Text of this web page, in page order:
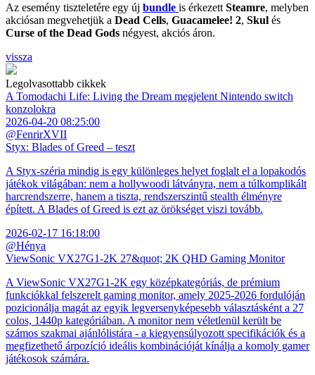
Az esemény tiszteletére egy új bundle is érkezett Steamre, melyben
akciósan megvehetjük a Dead Cells, Guacamelee! 2, Skul és
Curse of the Dead Gods négyest, akciós áron.
vissza
Legolvasottabb cikkek
A Tomodachi Life: Living the Dream megjelent Nintendo switch
konzolokra
2026-04-20 08:25:00
@FenrirXVII
Styx: Blades of Greed – teszt
A Styx-széria mindig is egy különleges helyet foglalt el a lopakodós
játékok világában: nem a hollywoodi látványra, nem a túlkomplikált
harcrendszerre, hanem a tiszta, rendszerszintű stealth élményre
épített. A Blades of Greed is ezt az örökséget viszi tovább.
2026-02-17 16:18:00
@Hénya
ViewSonic VX27G1-2K 27&quot; 2K QHD Gaming Monitor
A ViewSonic VX27G1-2K egy középkategóriás, de prémium
funkciókkal felszerelt gaming monitor, amely 2025-2026 fordulóján
pozicionálja magát az egyik legversenyképesebb választásként a 27
colos, 1440p kategóriában. A monitor nem véletlenül került be
számos szakmai ajánlólistára - a kiegyensúlyozott specifikációk és a
megfizethető árpozíció ideális kombinációját kínálja a komoly gamer
játékosok számára.